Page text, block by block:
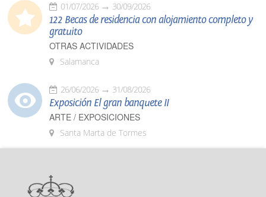
01/07/2026 30/09/2026
122 Becas de residencia con alojamiento completo y
gratuito
OTRAS ACTIVIDADES
Salamanca
26/06/2026 31/08/2026
Exposición El gran banquete II
ARTE / EXPOSICIONES
Santa Marta de Tormes